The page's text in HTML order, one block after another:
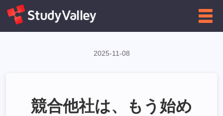
←企業向け インフォグラフィクス一覧に戻る
2025-11-08
競合他社は、もう始め